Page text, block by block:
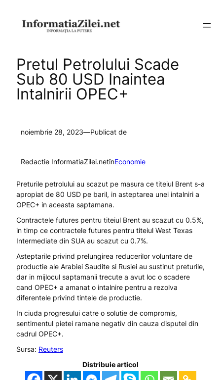
conținut
Pretul Petrolului Scade
Sub 80 USD Inaintea
Intalnirii OPEC+
noiembrie 28, 2023—Publicat de
Redactie InformatiaZilei.netînEconomie
Preturile petrolului au scazut pe masura ce titeiul Brent s-a
apropiat de 80 USD pe baril, in asteptarea unei intalniri a
OPEC+ in aceasta saptamana.
Contractele futures pentru titeiul Brent au scazut cu 0.5%,
in timp ce contractele futures pentru titeiul West Texas
Intermediate din SUA au scazut cu 0.7%.
Asteptarile privind prelungirea reducerilor voluntare de
productie ale Arabiei Saudite si Rusiei au sustinut preturile,
dar in mijlocul saptamanii trecute a avut loc o scadere
cand OPEC+ a amanat o intalnire pentru a rezolva
diferentele privind tintele de productie.
In ciuda progresului catre o solutie de compromis,
sentimentul pietei ramane negativ din cauza disputei din
cadrul OPEC+.
Sursa: Reuters
Distribuie articol